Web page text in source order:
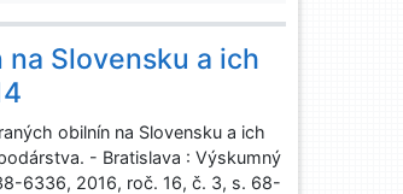
Slovensku a ich
obilnín na Slovensku a ich
- Bratislava : Výskumný
6336, 2016, roč. 16, č. 3, s. 68-